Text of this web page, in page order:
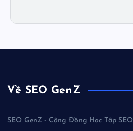
Về SEO GenZ
SEO GenZ - Cộng Đồng Học Tập SEO